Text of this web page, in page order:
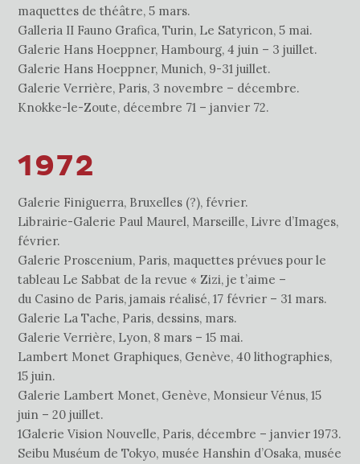
maquettes de théâtre, 5 mars.
Galleria II Fauno Grafica, Turin, Le Satyricon, 5 mai.
Galerie Hans Hoeppner, Hambourg, 4 juin – 3 juillet.
Galerie Hans Hoeppner, Munich, 9-31 juillet.
Galerie Verrière, Paris, 3 novembre – décembre.
Knokke-le-Zoute, décembre 71 – janvier 72.
1972
Galerie Finiguerra, Bruxelles (?), février.
Librairie-Galerie Paul Maurel, Marseille, Livre d’Images,
février.
Galerie Proscenium, Paris, maquettes prévues pour le
tableau Le Sabbat de la revue « Zizi, je t’aime –
du Casino de Paris, jamais réalisé, 17 février – 31 mars.
Galerie La Tache, Paris, dessins, mars.
Galerie Verrière, Lyon, 8 mars – 15 mai.
Lambert Monet Graphiques, Genève, 40 lithographies,
15 juin.
Galerie Lambert Monet, Genève, Monsieur Vénus, 15
juin – 20 juillet.
1Galerie Vision Nouvelle, Paris, décembre – janvier 1973.
Seibu Muséum de Tokyo, musée Hanshin d’Osaka, musée